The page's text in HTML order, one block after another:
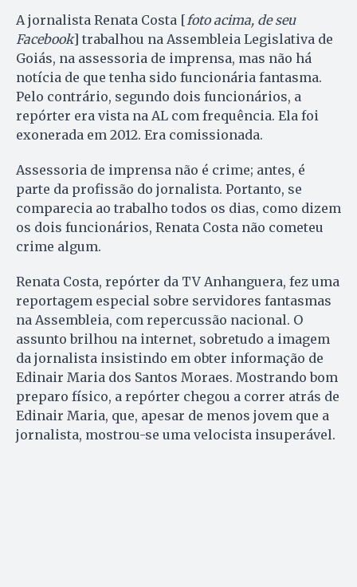
A jornalista Renata Costa [ foto acima, de seu
Facebook] trabalhou na Assembleia Legislativa de
Goiás, na assessoria de imprensa, mas não há
notícia de que tenha sido funcionária fantasma.
Pelo contrário, segundo dois funcionários, a
repórter era vista na AL com frequência. Ela foi
exonerada em 2012. Era comissionada.
Assessoria de imprensa não é crime; antes, é
parte da profissão do jornalista. Portanto, se
comparecia ao trabalho todos os dias, como dizem
os dois funcionários, Renata Costa não cometeu
crime algum.
Renata Costa, repórter da TV Anhanguera, fez uma
reportagem especial sobre servidores fantasmas
na Assembleia, com repercussão nacional. O
assunto brilhou na internet, sobretudo a imagem
da jornalista insistindo em obter informação de
Edinair Maria dos Santos Moraes. Mostrando bom
preparo físico, a repórter chegou a correr atrás de
Edinair Maria, que, apesar de menos jovem que a
jornalista, mostrou-se uma velocista insuperável.